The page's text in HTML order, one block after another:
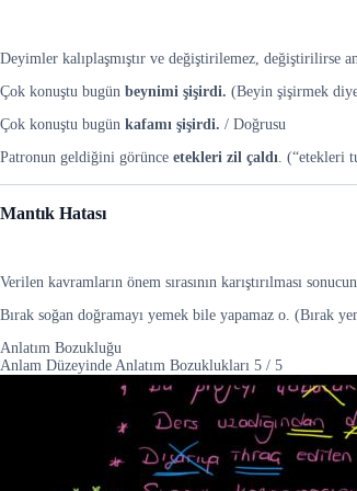
Deyimler kalıplaşmıştır ve değiştirilemez, değiştirilirse
Çok konuştu bugün beynimi şişirdi. (Beyin şişirmek
Çok konuştu bugün kafamı şişirdi. / Doğrusu
Patronun geldiğini görünce etekleri zil çaldı . (“etekleri
Mantık Hatası
Verilen kavramların önem sırasının karıştırılması
Bırak soğan doğramayı yemek bile yapamaz o. (Bırak
Anlatım Bozukluğu
Anlam Düzeyinde Anlatım Bozuklukları 5 / 5